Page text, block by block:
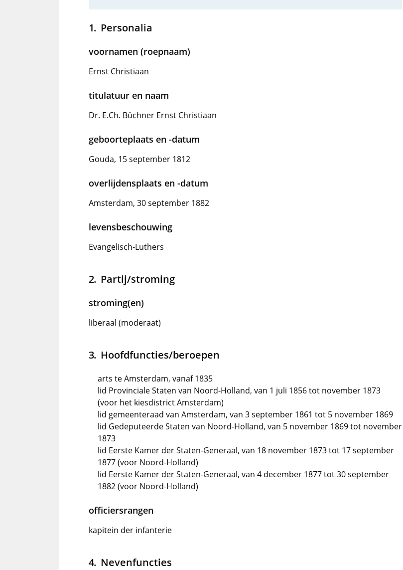
Personalia
voornamen (roepnaam)
Ernst Christiaan
titulatuur en naam
Dr. E.Ch. Büchner Ernst Christiaan
geboorteplaats en -datum
Gouda, 15 september 1812
overlijdensplaats en -datum
Amsterdam, 30 september 1882
levensbeschouwing
Evangelisch-Luthers
Partij/stroming
stroming(en)
liberaal (moderaat)
Hoofdfuncties/beroepen
arts te Amsterdam, vanaf 1835
lid Provinciale Staten van Noord-Holland, van 1 juli 1856 tot november 1873
(voor het kiesdistrict Amsterdam)
lid gemeenteraad van Amsterdam, van 3 september 1861 tot 5 november 1869
lid Gedeputeerde Staten van Noord-Holland, van 5 november 1869 tot november
1873
lid Eerste Kamer der Staten-Generaal, van 18 november 1873 tot 17 september
1877 (voor Noord-Holland)
lid Eerste Kamer der Staten-Generaal, van 4 december 1877 tot 30 september
1882 (voor Noord-Holland)
officiersrangen
kapitein der infanterie
Nevenfuncties